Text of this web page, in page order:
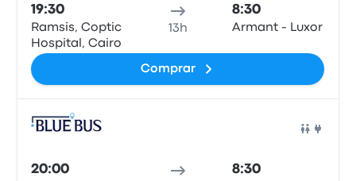
19:30
Ramsis, Coptic
Hospital, Cairo
13h
8:30
Armant - Luxor
Comprar
20:00 8:30